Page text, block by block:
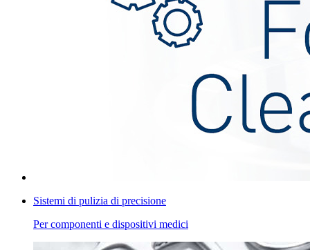
Sistemi di pulizia di precisione
Per componenti e dispositivi medici